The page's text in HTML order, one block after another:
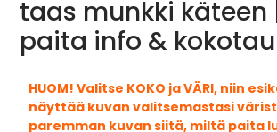
taas munkki käteen
paita info &
HUOM! Valitse KOKO ja VÄRI, niin
näyttää kuvan valitsemastasi
paremman kuvan siitä, miltä paita